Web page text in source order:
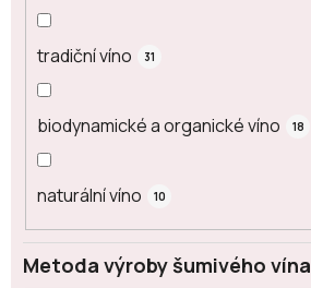
tradiční víno 31
biodynamické a organické víno 18
naturální víno 10
Metoda výroby šumivého vína